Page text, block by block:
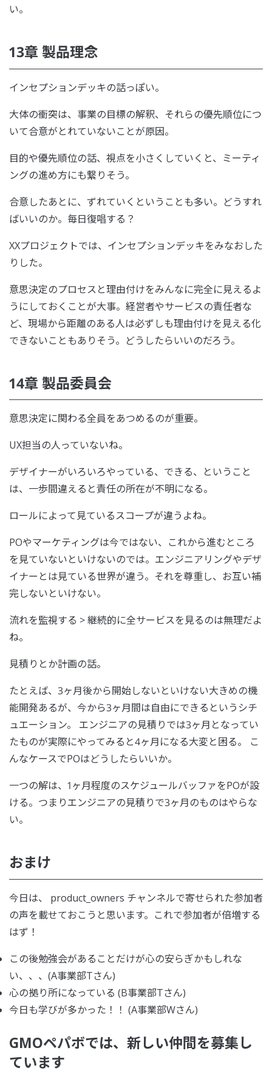
い。
13章 製品理念
インセプションデッキの話っぽい。
大体の衝突は、事業の目標の解釈、それらの優先順位につ
いて合意がとれていないことが原因。
目的や優先順位の話、視点を小さくしていくと、ミーティ
ングの進め方にも繋りそう。
合意したあとに、ずれていくということも多い。どうすれ
ばいいのか。毎日復唱する？
XXプロジェクトでは、インセプションデッキをみなおした
りした。
意思決定のプロセスと理由付けをみんなに完全に見えるよ
うにしておくことが大事。経営者やサービスの責任者な
ど、現場から距離のある人は必ずしも理由付けを見える化
できないこともありそう。どうしたらいいのだろう。
14章 製品委員会
意思決定に関わる全員をあつめるのが重要。
UX担当の人っていないね。
デザイナーがいろいろやっている、できる、ということ
は、一歩間違えると責任の所在が不明になる。
ロールによって見ているスコープが違うよね。
POやマーケティングは今ではない、これから進むところ
を見ていないといけないのでは。エンジニアリングやデザ
イナーとは見ている世界が違う。それを尊重し、お互い補
完しないといけない。
流れを監視する > 継続的に全サービスを見るのは無理だよ
ね。
見積りとか計画の話。
たとえば、3ヶ月後から開始しないといけない大きめの機
能開発あるが、今から3ヶ月間は自由にできるというシチ
ュエーション。 エンジニアの見積りでは3ヶ月となってい
たものが実際にやってみると4ヶ月になる大変と困る。 こ
んなケースでPOはどうしたらいいか。
一つの解は、1ヶ月程度のスケジュールバッファをPOが設
ける。つまりエンジニアの見積りで3ヶ月のものはやらな
い。
おまけ
今日は、 product_owners チャンネルで寄せられた参加者
の声を載せておこうと思います。これで参加者が倍増する
はず！
この後勉強会があることだけが心の安らぎかもしれな
い、、、(A事業部Tさん)
心の拠り所になっている (B事業部Tさん)
今日も学びが多かった！！ (A事業部Wさん)
GMOペパボでは、新しい仲間を募集し
ています